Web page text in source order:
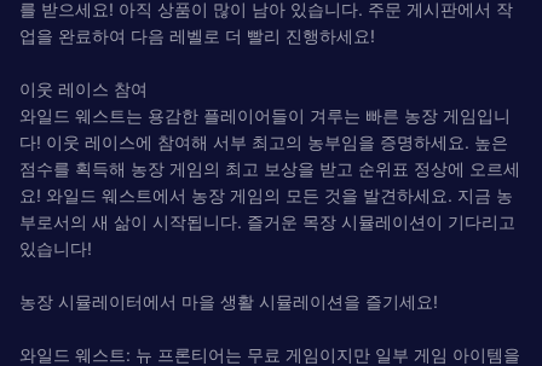
를 받으세요! 아직 상품이 많이 남아 있습니다. 주문 게시판에서 작
업을 완료하여 다음 레벨로 더 빨리 진행하세요!
이웃 레이스 참여
와일드 웨스트는 용감한 플레이어들이 겨루는 빠른 농장 게임입니
다! 이웃 레이스에 참여해 서부 최고의 농부임을 증명하세요. 높은
점수를 획득해 농장 게임의 최고 보상을 받고 순위표 정상에 오르세
요! 와일드 웨스트에서 농장 게임의 모든 것을 발견하세요. 지금 농
부로서의 새 삶이 시작됩니다. 즐거운 목장 시뮬레이션이 기다리고
있습니다!
농장 시뮬레이터에서 마을 생활 시뮬레이션을 즐기세요!
와일드 웨스트: 뉴 프론티어는 무료 게임이지만 일부 게임 아이템을